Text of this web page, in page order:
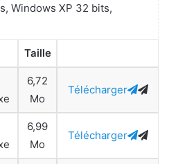
Windows XP 32 bits,
Taille
6,72
Mo
Télécharger
6,99
Mo
Télécharger